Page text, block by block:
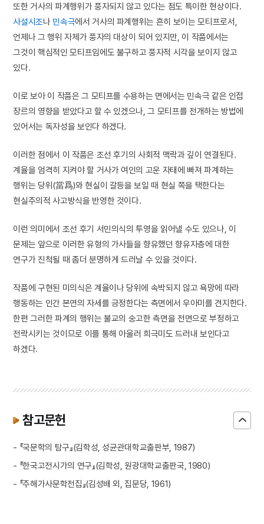
또한 거사의 파계행위가 풍자되지 않고 있다는 점도 특이한 현상이다.
사설시조나 민속극에서 거사의 파계행위는 흔히 보이는 모티프로서,
언제나 그 행위 자체가 풍자의 대상이 되어 있지만, 이 작품에서는
그것이 핵심적인 모티프임에도 불구하고 풍자적 시각을 보이지 않고
있다.
이로 보아 이 작품은 그 모티프를 수용하는 면에서는 민속극 같은 인접
장르의 영향을 받았다고 할 수 있겠으나, 그 모티프를 전개하는 방법에
있어서는 독자성을 보인다 하겠다.
이러한 점에서 이 작품은 조선 후기의 사회적 맥락과 깊이 연결된다.
계율을 엄격히 지켜야 할 거사가 여인의 고운 자태에 빠져 파계하는
행위는 당위(當爲)와 현실이 갈등을 보일 때 현실 쪽을 택한다는
현실주의적 사고방식을 반영한 것이다.
이런 의미에서 조선 후기 서민의식의 투영을 읽어낼 수도 있으나, 이
문제는 앞으로 이러한 유형의 가사들을 향유했던 향유자층에 대한
연구가 진척될 때 좀더 분명하게 드러날 수 있을 것이다.
작품에 구현된 미의식은 계율이나 당위에 속박되지 않고 욕망에 따라
행동하는 인간 본연의 자세를 긍정한다는 측면에서 우아미를 견지한다.
한편 그러한 파계의 행위는 불교의 숭고한 측면을 전면으로 부정하고
전락시키는 것이므로 이를 통해 아울러 희극미도 드러내 보인다고
하겠다.
참고문헌
- 『국문학의 탐구』(김학성, 성균관대학교출판부, 1987)
- 『한국고전시가의 연구』(김학성, 원광대학교출판국, 1980)
- 『주해가사문학전집』(김성배 외, 집문당, 1961)